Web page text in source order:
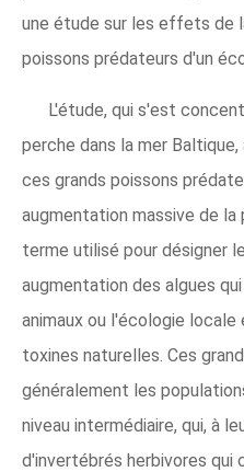
une étude sur les effets de
poissons prédateurs d'un
L'étude, qui s'est
perche dans la mer
ces grands poissons
augmentation massive de
terme utilisé pour désigner
augmentation des algues
animaux ou l'écologie locale
toxines naturelles. Ces
généralement les
niveau intermédiaire, qui, à
d'invertébrés herbivores qui